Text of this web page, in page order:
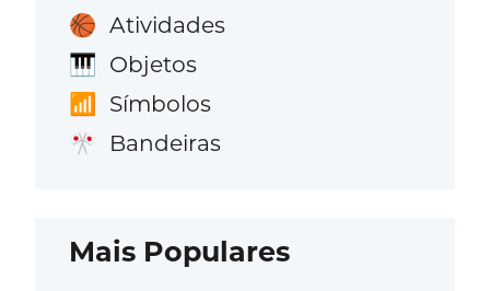
🏀 Atividades
🎹 Objetos
📶 Símbolos
🎌 Bandeiras
Mais Populares